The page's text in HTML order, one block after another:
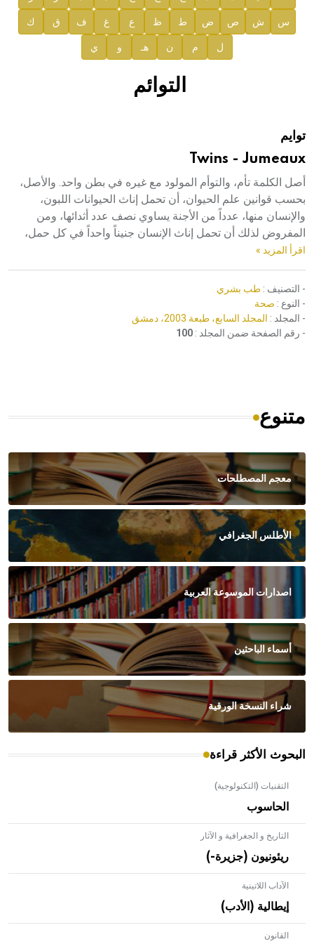
صدور المجلد السابع من موسوعة الآثار في سورية
صدور المجلد الثامن عشر من الموسوعة الطبية
س ش ص ض ط ظ ع غ ف ق ك
ل م ن هـ و ي
التوائم
توايم
Twins - Jumeaux
أصل الكلمة تأم، والتوأم المولود مع غيره في بطن واحد. والأصل،
بحسب قوانين علم الحيوان، أن تحمل إناث الحيوانات اللبون،
والإنسان منها، عدداً من الأجنة يساوي نصف عدد أثدائها، ومن
المفروض لذلك أن تحمل إناث الإنسان جنيناً واحداً في كل حمل،
اقرأ المزيد »
- التصنيف : طب بشري
- النوع : صحة
- المجلد : المجلد السابع، طبعة 2003، دمشق
- رقم الصفحة ضمن المجلد : 100
متنوع
معجم المصطلحات
الأطلس الجغرافي
اصدارات الموسوعة العربية
أسماء الباحثين
شراء النسخة الورقية
البحوث الأكثر قراءة
التقنيات (التكنولوجية)
الحاسوب
التاريخ و الجغرافية و الآثار
ريئونيون (جزيرة-)
الآداب اللاتينية
إيطالية (الأدب)
القانون- هل تعلم أن الأبلق نوع من الفنون الهندسية التي ارتبطت